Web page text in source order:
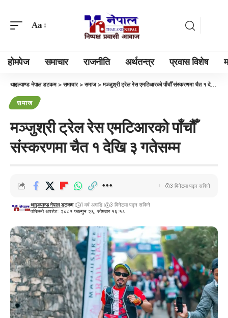
Aa
होमपेज समाचार राजनीति अर्थतन्त्र प्रवास विशेष
थाइल्याण्ड नेपाल डटकम>समाचार>समाज>मञ्जुश्री ट्रेल रेस एमटिआरको पाँचौँ संस्करणमा चैत १ देखि ३ गतेसम्म
समाज
मञ्जुश्री ट्रेल रेस एमटिआरको पाँचौँ
संस्करणमा चैत १ देखि ३ गतेसम्म
पछिल्लो अपडेट: २०८१ फाल्गुन २६, सोमबार १६:१८
थाइल्याण्ड नेपाल डटकम 1 वर्ष अगाडि 3 मिनेटमा पढ्न सकिने
3 मिनेटमा पढ्न सकिने